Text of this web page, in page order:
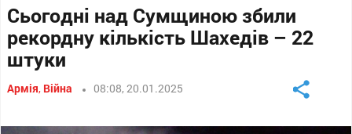
Сьогодні над Сумщиною збили
рекордну кількість Шахедів – 22
штуки
Армія, Війна 08:08, 20.01.2025